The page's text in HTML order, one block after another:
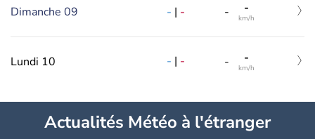
Dimanche 09 - | - - -
km/h
Lundi 10 - | - - -
km/h
Actualités Météo à l'étranger